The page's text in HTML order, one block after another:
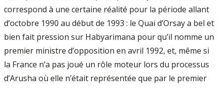
correspond à une certaine réalité pour la période allant
d’octobre 1990 au début de 1993 : le Quai d’Orsay a bel et
bien fait pression sur Habyarimana pour qu’il nomme un
premier ministre d’opposition en avril 1992, et, même si
la France n’a pas joué un rôle moteur lors du processus
d’Arusha où elle n’était représentée que par le premier